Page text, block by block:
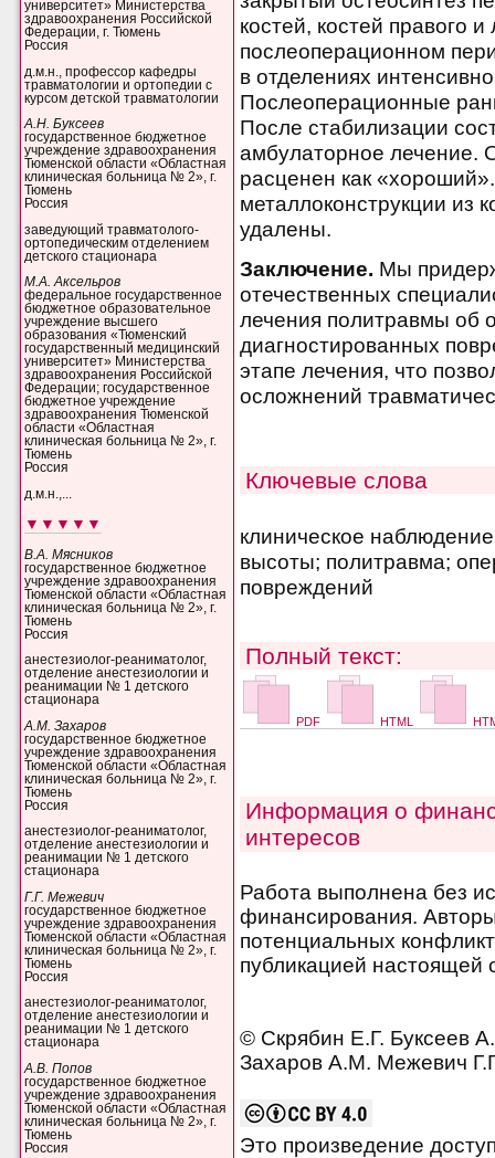
университет» Министерства
здравоохранения Российской
Федерации, г. Тюмень
Россия
д.м.н., профессор кафедры
травматологии и ортопедии с
курсом детской травматологии
А.Н. Буксеев
государственное бюджетное
учреждение здравоохранения
Тюменской области «Областная
клиническая больница № 2», г.
Тюмень
Россия
заведующий травматолого-
ортопедическим отделением
детского стационара
М.А. Аксельров
федеральное государственное
бюджетное образовательное
учреждение высшего
образования «Тюменский
государственный медицинский
университет» Министерства
здравоохранения Российской
Федерации; государственное
бюджетное учреждение
здравоохранения Тюменской
области «Областная
клиническая больница № 2», г.
Тюмень
Россия
д.м.н.,...
▼▼▼▼▼
В.А. Мясников
государственное бюджетное
учреждение здравоохранения
Тюменской области «Областная
клиническая больница № 2», г.
Тюмень
Россия
анестезиолог-реаниматолог,
отделение анестезиологии и
реанимации № 1 детского
стационара
А.М. Захаров
государственное бюджетное
учреждение здравоохранения
Тюменской области «Областная
клиническая больница № 2», г.
Тюмень
Россия
анестезиолог-реаниматолог,
отделение анестезиологии и
реанимации № 1 детского
стационара
Г.Г. Межевич
государственное бюджетное
учреждение здравоохранения
Тюменской области «Областная
клиническая больница № 2», г.
Тюмень
Россия
анестезиолог-реаниматолог,
отделение анестезиологии и
реанимации № 1 детского
стационара
А.В. Попов
государственное бюджетное
учреждение здравоохранения
Тюменской области «Областная
клиническая больница № 2», г.
Тюмень
Россия
костей, костей правого
послеоперационном
в отделениях
Послеоперационные
После стабилизации
амбулаторное лечение.
расценен как
металлоконструкции из
удалены.
Заключение. Мы
отечественных
лечения политравмы об
диагностированных
этапе лечения, что
осложнений
Ключевые слова
клиническое
высоты; политравма;
повреждений
Полный текст:
PDF HTML
Информация о
интересов
Работа выполнена без
финансирования.
потенциальных
публикацией настоящей
© Скрябин Е.Г. Буксеев
Захаров А.М. Межевич
Это произведение